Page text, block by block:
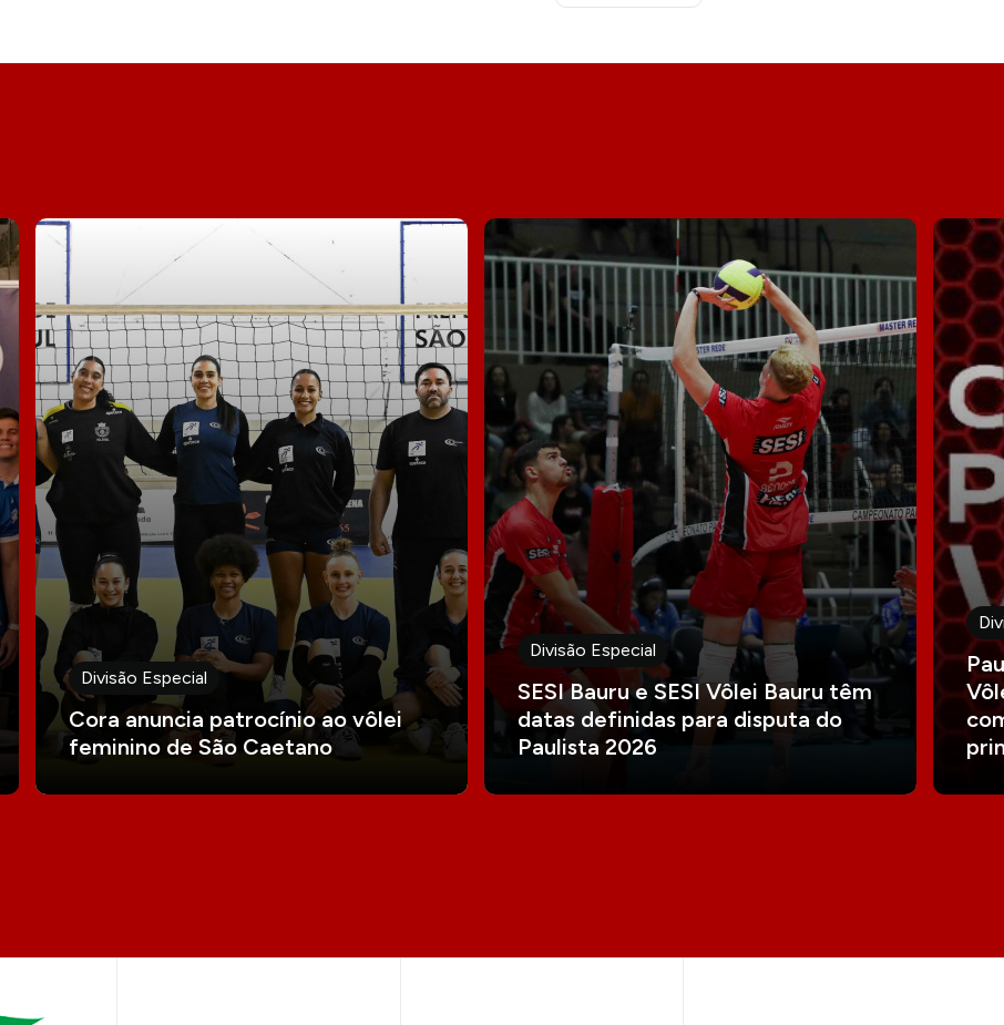
Divisão Especial
Cora anuncia patrocínio ao vôlei
feminino de São Caetano
Divisão Especial
SESI Bauru e SESI Vôlei Bauru têm
datas definidas para disputa do
Paulista 2026